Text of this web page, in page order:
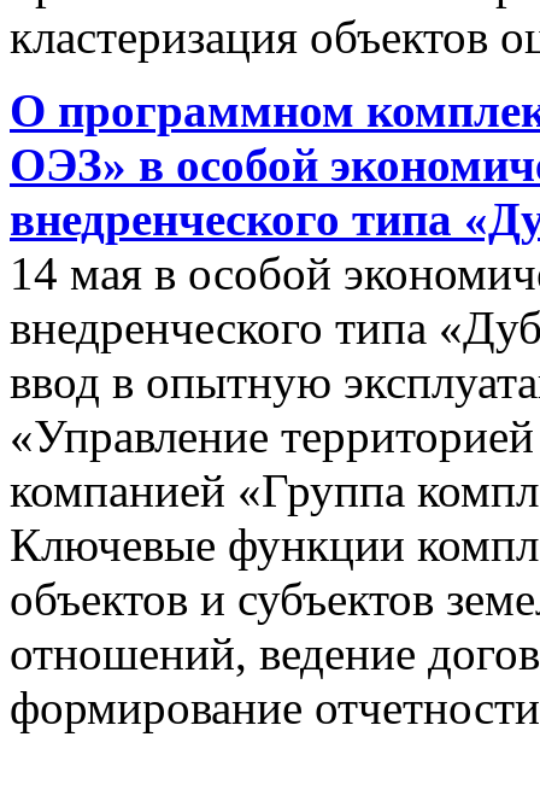
кластеризация объектов
О программном
ОЭЗ» в особой
внедренческого типа
14 мая в особой
внедренческого типа
ввод в опытную
«Управление
компанией «Группа
Ключевые функции
объектов и субъектов
отношений, ведение
формирование